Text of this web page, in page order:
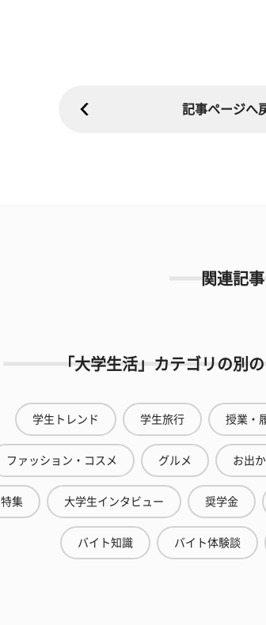
記事ページへ
関連記事
「大学生活」カテゴリの別
学生トレンド 学生旅行 授業・
ファッション・コスメ グルメ お出
特集 大学生インタビュー 奨学金
バイト知識 バイト体験談